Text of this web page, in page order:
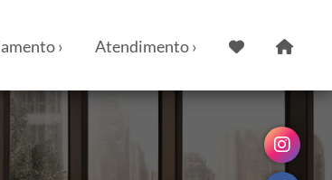
› Atendimento ›